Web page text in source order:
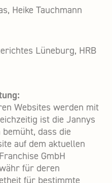
Heike Tauchmann
Lüneburg, HRB
Websites werden mit
ist die Jannys
dass die
auf dem aktuellen
GmbH
für deren
für bestimmte